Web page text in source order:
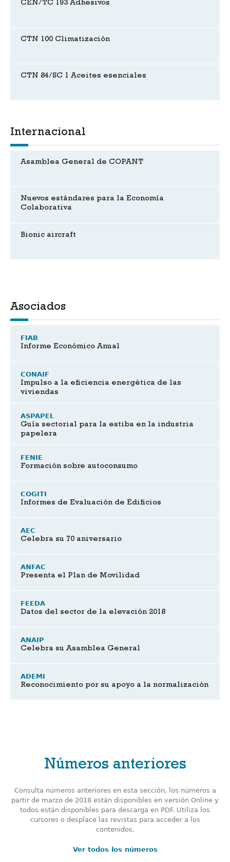
CEN/TC 193 Adhesivos
CTN 100 Climatización
CTN 84/SC 1 Aceites esenciales
Internacional
Asamblea General de COPANT
Nuevos estándares para la Economía
Colaborativa
Bionic aircraft
Asociados
FIAB
Informe Económico Anual
CONAIF
Impulso a la eficiencia energética de las
viviendas
ASPAPEL
Guía sectorial para la estiba en la industria
papelera
FENIE
Formación sobre autoconsumo
COGITI
Informes de Evaluación de Edificios
AEC
Celebra su 70 aniversario
ANFAC
Presenta el Plan de Movilidad
FEEDA
Datos del sector de la elevación 2018
ANAIP
Celebra su Asamblea General
ADEMI
Reconocimiento por su apoyo a la normalización
Números anteriores
Consulta números anteriores en esta sección, los números a
partir de marzo de 2018 están disponibles en versión Online y
todos están disponibles para descarga en PDF. Utiliza los
cursores o desplace las revistas para acceder a los
contenidos.
Ver todos los números